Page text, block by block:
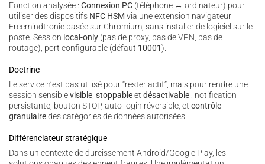
Fonction analysée : Connexion PC (téléphone ↔ ordinateur) pour
utiliser des dispositifs NFC HSM via une extension navigateur
Freemindtronic basée sur Chromium, sans installer de logiciel sur le
poste. Session local-only (pas de proxy, pas de VPN, pas de
routage), port configurable (défaut 10001).
Doctrine
Le service n’est pas utilisé pour “rester actif”, mais pour rendre une
session sensiblevisible, stoppableet désactivable : notification
persistante, bouton STOP, auto-login réversible, et contrôle
granulairedes catégories de données autorisées.
Différenciateur stratégique
Dans un contexte de durcissement Android/Google Play, les